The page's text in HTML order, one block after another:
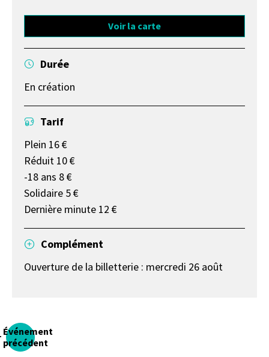
Voir la carte
Durée
En création
Tarif
Plein 16 €
Réduit 10 €
-18 ans 8 €
Solidaire 5 €
Dernière minute 12 €
Complément
Ouverture de la billetterie : mercredi 26 août
Événement
précédent